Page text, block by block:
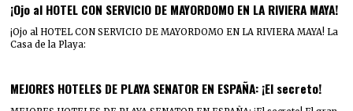
¡Ojo al HOTEL CON SERVICIO DE MAYORDOMO EN LA RIVIERA MAYA!
¡Ojo al HOTEL CON SERVICIO DE MAYORDOMO EN LA RIVIERA MAYA! La
Casa de la Playa:
MEJORES HOTELES DE PLAYA SENATOR EN ESPAÑA: ¡El secreto!